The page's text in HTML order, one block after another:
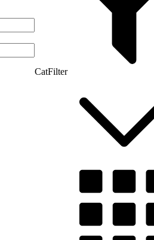
CatFilter